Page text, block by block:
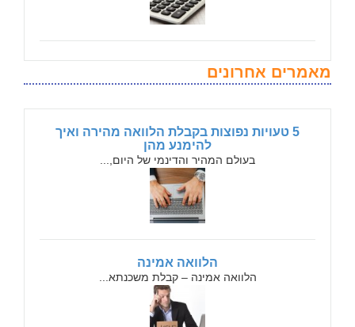
מאמרים אחרונים
5 טעויות נפוצות בקבלת הלוואה מהירה ואיך
להימנע מהן
בעולם המהיר והדינמי של היום,...
הלוואה אמינה
הלוואה אמינה – קבלת משכנתא...